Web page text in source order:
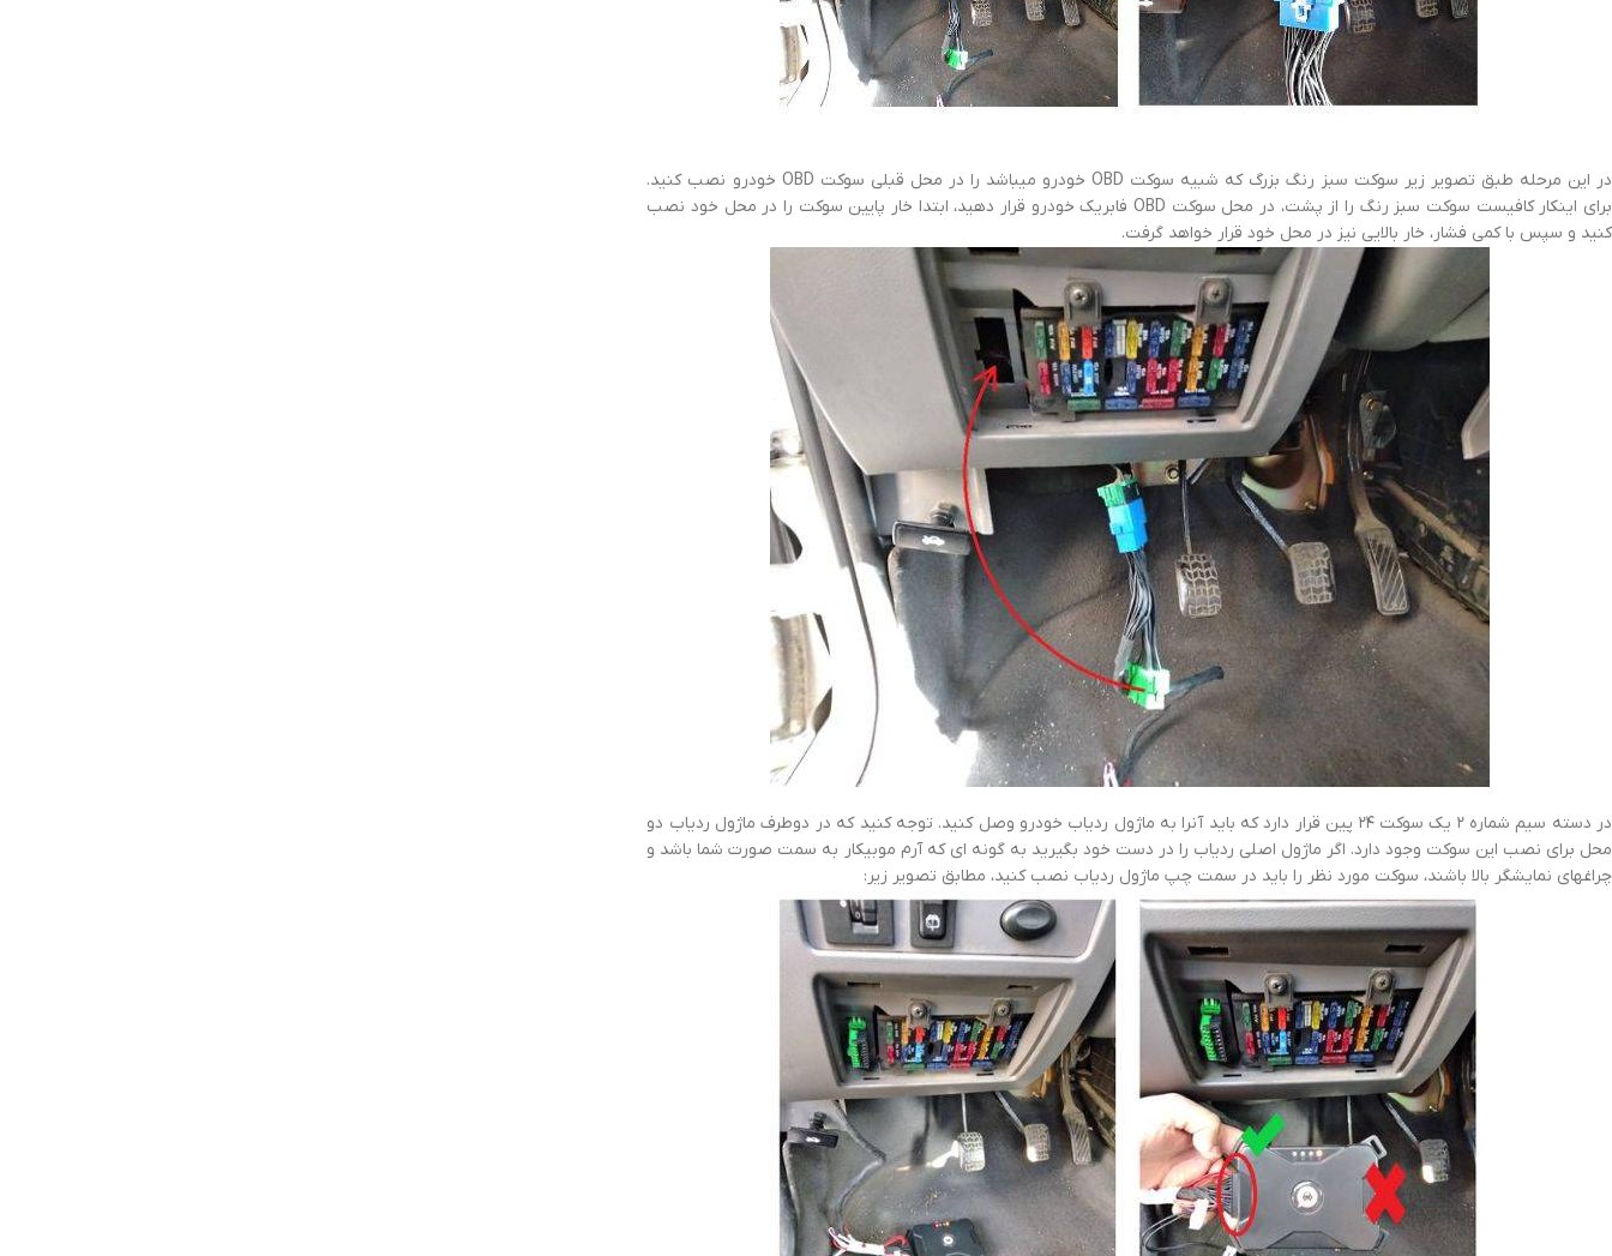
در این مرحله طبق تصویر زیر سوکت سبز رنگ بزرگ که شبیه سوکت OBD خودرو میباشد را در محل قبلی سوکت OBD خودرو نصب کنید.
برای اینکار کافیست سوکت سبز رنگ را از پشت، در محل سوکت OBD فابریک خودرو قرار دهید، ابتدا خار پایین سوکت را در محل خود نصب
کنید و سپس با کمی فشار، خار بالایی نیز در محل خود قرار خواهد گرفت.
در دسته سیم شماره ۲ یک سوکت ۲۴ پین قرار دارد که باید آنرا به ماژول ردیاب خودرو وصل کنید. توجه کنید که در دوطرف ماژول ردیاب دو
محل برای نصب این سوکت وجود دارد. اگر ماژول اصلی ردیاب را در دست خود بگیرید به گونه ای که آرم موبیکار به سمت صورت شما باشد و
چراغهای نمایشگر بالا باشند، سوکت مورد نظر را باید در سمت چپ ماژول ردیاب نصب کنید، مطابق تصویر زیر: